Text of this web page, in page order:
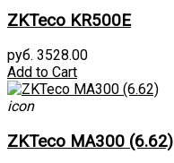
ZKTeco KR500E
руб. 3528.00
Add to Cart
icon
ZKTeco MA300 (6.62)